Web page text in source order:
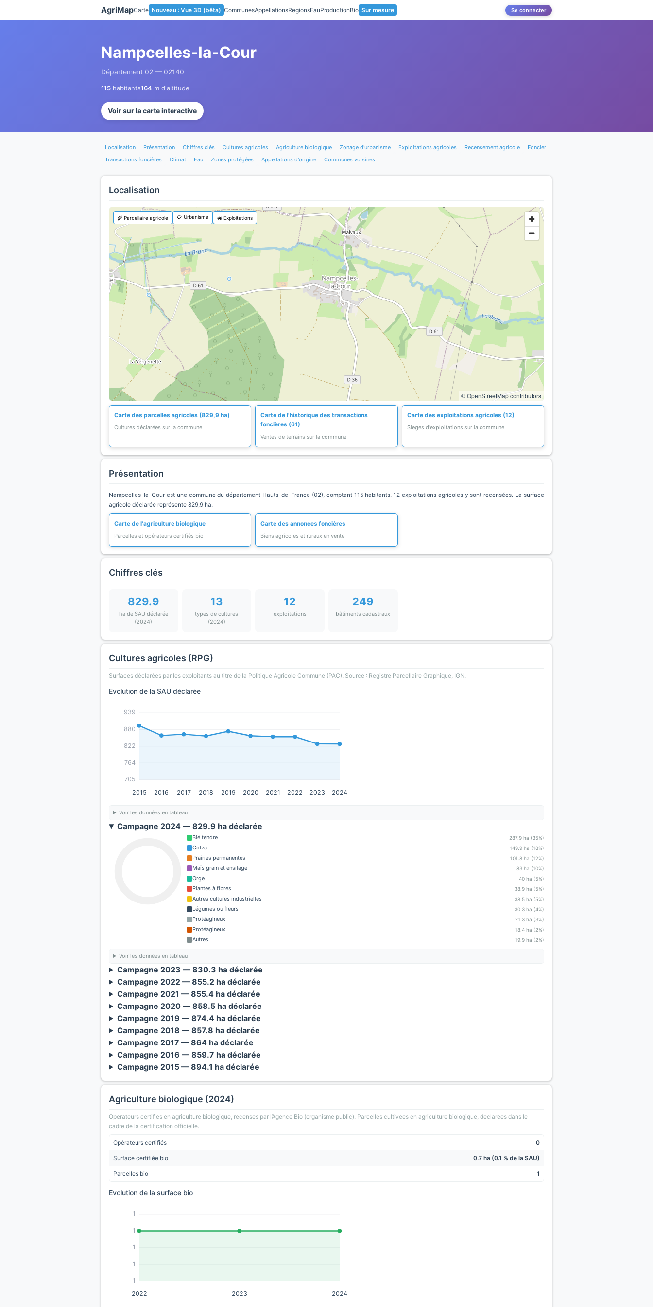
AgriMapCarte Nouveau : Vue 3D (bêta) CommunesAppellationsRegionsEauProductionBio Sur mesure Se connecter
Nampcelles-la-Cour
Département 02 — 02140
115 habitants164 m d'altitude
Voir sur la carte interactive
Localisation Présentation Chiffres clés Cultures agricoles Agriculture biologique Zonage d'urbanisme Exploitations agricoles Recensement agricole
Foncier
Transactions foncières
Climat Eau Zones protégées Appellations d'origine Communes voisines
Localisation
© OpenStreetMap contributors
🌾 Parcellaire agricole 📋 Urbanisme 🚜 Exploitations
Carte des parcelles agricoles (829,9 ha)
Cultures déclarées sur la commune
Carte de l'historique des transactions
foncières (61)
Ventes de terrains sur la commune
Carte des exploitations agricoles (12)
Sieges d'exploitations sur la commune
Présentation
Nampcelles-la-Cour est une commune du département Hauts-de-France (02), comptant 115 habitants. 12 exploitations agricoles y sont recensées. La surface
agricole déclarée représente 829,9 ha.
Carte de l'agriculture biologique
Parcelles et opérateurs certifiés bio
Carte des annonces foncières
Biens agricoles et ruraux en vente
Chiffres clés
829.9
ha de SAU déclarée
(2024)
13
types de cultures
(2024)
12
exploitations
249
bâtiments cadastraux
Cultures agricoles (RPG)
Surfaces déclarées par les exploitants au titre de la Politique Agricole Commune (PAC). Source : Registre Parcellaire Graphique, IGN.
Evolution de la SAU déclarée
705
764
822
880
939
2015 2016 2017 2018 2019 2020 2021 2022 2023 2024
Voir les données en tableau
Campagne 2024 — 829.9 ha déclarée
Blé tendre 287.9 ha (35%)
Colza 149.9 ha (18%)
Prairies permanentes 101.8 ha (12%)
Maïs grain et ensilage 83 ha (10%)
Orge 40 ha (5%)
Plantes à fibres 38.9 ha (5%)
Autres cultures industrielles 38.5 ha (5%)
Légumes ou fleurs 30.3 ha (4%)
Protéagineux 21.3 ha (3%)
Protéagineux 18.4 ha (2%)
Autres 19.9 ha (2%)
Voir les données en tableau
Campagne 2023 — 830.3 ha déclarée
Campagne 2022 — 855.2 ha déclarée
Campagne 2021 — 855.4 ha déclarée
Campagne 2020 — 858.5 ha déclarée
Campagne 2019 — 874.4 ha déclarée
Campagne 2018 — 857.8 ha déclarée
Campagne 2017 — 864 ha déclarée
Campagne 2016 — 859.7 ha déclarée
Campagne 2015 — 894.1 ha déclarée
Agriculture biologique (2024)
Operateurs certifies en agriculture biologique, recenses par l’Agence Bio (organisme public). Parcelles cultivees en agriculture biologique, declarees dans le
cadre de la certification officielle.
Opérateurs certifiés 0
Surface certifiée bio 0.7 ha (0.1 % de la SAU)
Parcelles bio 1
Evolution de la surface bio
1
1
1
1
1
2022 2023 2024
Panneau de gestion des cookies